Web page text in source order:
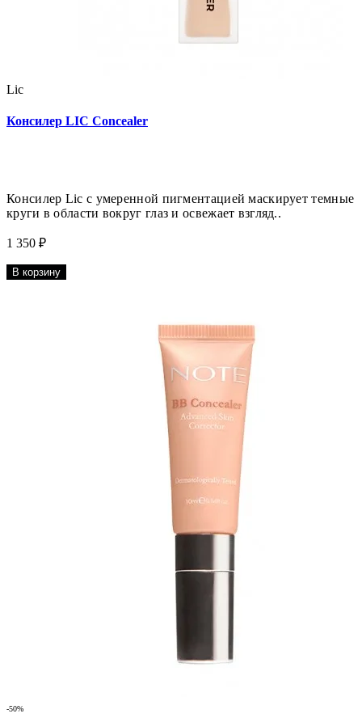
Lic
Консилер LIC Concealer
Консилер Lic с умеренной пигментацией маскирует темные
круги в области вокруг глаз и освежает взгляд..
1 350 ₽
В корзину
-50%